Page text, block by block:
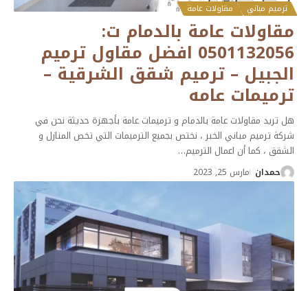
ترميم مباني مقاولات عامة
مقاولات عامة بالدمام ت:
0501132056 افضل مقاول ترميم
الجبيل – ترميم شقق الشرقية –
ترميمات عامه
هل تريد مقاولات عامة بالدمام و ترميمات عامة بأجهزة حديثة نحن في
شركة ترميم مباني الخبر ، نختص بجميع الترميمات التي تخص المنازل و
الشقق ، كما أن اعمال الترميم…
حمدان مارس 25, 2023